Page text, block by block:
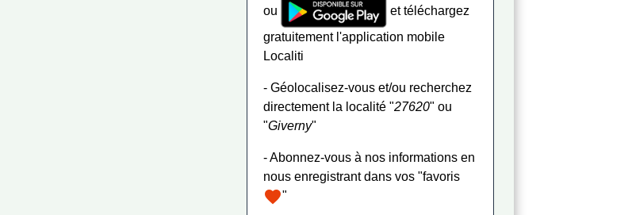
ou
et téléchargez
gratuitement l'application mobile
Localiti
- Géolocalisez-vous et/ou recherchez
directement la localité "27620" ou
"Giverny"
- Abonnez-vous à nos informations en
nous enregistrant dans vos "favoris
favorite"